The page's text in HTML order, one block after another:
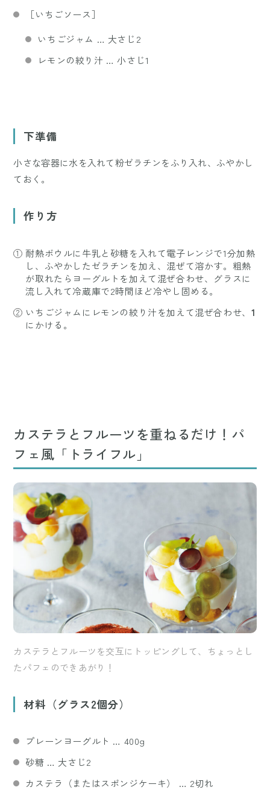
［いちごソース］
いちごジャム … 大さじ2
レモンの絞り汁 … 小さじ1
下準備
小さな容器に水を入れて粉ゼラチンをふり入れ、ふやかし
ておく。
作り方
耐熱ボウルに牛乳と砂糖を入れて電子レンジで1分加熱
し、ふやかしたゼラチンを加え、混ぜて溶かす。粗熱
が取れたらヨーグルトを加えて混ぜ合わせ、グラスに
流し入れて冷蔵庫で2時間ほど冷やし固める。
いちごジャムにレモンの絞り汁を加えて混ぜ合わせ、 1
にかける。
カステラとフルーツを重ねるだけ！パ
フェ風「トライフル」
カステラとフルーツを交互にトッピングして、ちょっとし
たパフェのできあがり！
材料（グラス2個分）
プレーンヨーグルト … 400g
砂糖 … 大さじ2
カステラ（またはスポンジケーキ） … 2切れ